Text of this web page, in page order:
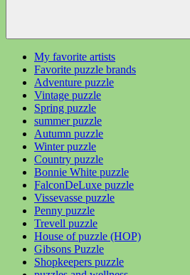
My favorite artists
Favorite puzzle brands
Adventure puzzle
Vintage puzzle
Spring puzzle
summer puzzle
Autumn puzzle
Winter puzzle
Country puzzle
Bonnie White puzzle
FalconDeLuxe puzzle
Vissevasse puzzle
Penny puzzle
Trevell puzzle
House of puzzle (HOP)
Gibsons Puzzle
Shopkeepers puzzle